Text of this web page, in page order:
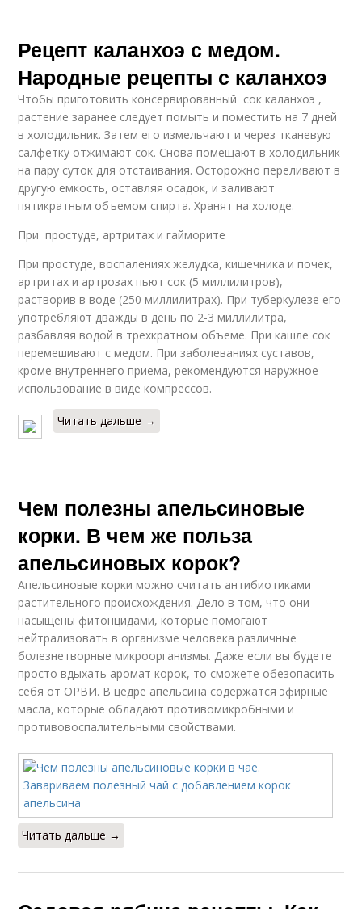
Рецепт каланхоэ с медом.
Народные рецепты с каланхоэ
Чтобы приготовить консервированный сок каланхоэ ,
растение заранее следует помыть и поместить на 7 дней
в холодильник. Затем его измельчают и через тканевую
салфетку отжимают сок. Снова помещают в холодильник
на пару суток для отстаивания. Осторожно переливают в
другую емкость, оставляя осадок, и заливают
пятикратным объемом спирта. Хранят на холоде.
При простуде, артритах и гайморите
При простуде, воспалениях желудка, кишечника и почек,
артритах и артрозах пьют сок (5 миллилитров),
растворив в воде (250 миллилитрах). При туберкулезе его
употребляют дважды в день по 2-3 миллилитра,
разбавляя водой в трехкратном объеме. При кашле сок
перемешивают с медом. При заболеваниях суставов,
кроме внутреннего приема, рекомендуются наружное
использование в виде компрессов.
Читать дальше →
Чем полезны апельсиновые
корки. В чем же польза
апельсиновых корок?
Апельсиновые корки можно считать антибиотиками
растительного происхождения. Дело в том, что они
насыщены фитонцидами, которые помогают
нейтрализовать в организме человека различные
болезнетворные микроорганизмы. Даже если вы будете
просто вдыхать аромат корок, то сможете обезопасить
себя от ОРВИ. В цедре апельсина содержатся эфирные
масла, которые обладают противомикробными и
противовоспалительными свойствами.
Читать дальше →